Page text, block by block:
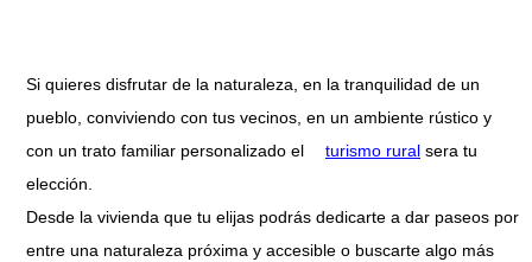
Si quieres disfrutar de la naturaleza, en la tranquilidad de un
pueblo, conviviendo con tus vecinos, en un ambiente rústico y
con un trato familiar personalizado el
turismo rural sera tu
elección.
Desde la vivienda que tu elijas podrás dedicarte a dar paseos por
entre una naturaleza próxima y accesible o buscarte algo más